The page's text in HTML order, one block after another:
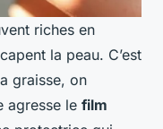
riches en
la peau. C’est
graisse, on
agresse le film